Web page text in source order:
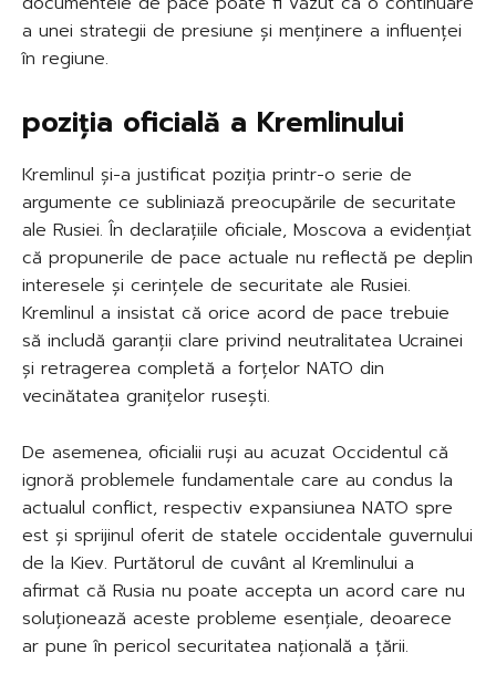
a unei strategii de presiune și menținere a influenței
în regiune.
poziția oficială a Kremlinului
Kremlinul și-a justificat poziția printr-o serie de
argumente ce subliniază preocupările de securitate
ale Rusiei. În declarațiile oficiale, Moscova a evidențiat
că propunerile de pace actuale nu reflectă pe deplin
interesele și cerințele de securitate ale Rusiei.
Kremlinul a insistat că orice acord de pace trebuie
să includă garanții clare privind neutralitatea Ucrainei
și retragerea completă a forțelor NATO din
vecinătatea granițelor rusești.
De asemenea, oficialii ruși au acuzat Occidentul că
ignoră problemele fundamentale care au condus la
actualul conflict, respectiv expansiunea NATO spre
est și sprijinul oferit de statele occidentale guvernului
de la Kiev. Purtătorul de cuvânt al Kremlinului a
afirmat că Rusia nu poate accepta un acord care nu
soluționează aceste probleme esențiale, deoarece
ar pune în pericol securitatea națională a țării.